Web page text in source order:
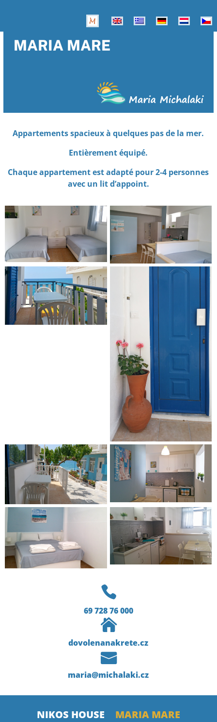
MARIA MARE
Appartements spacieux à quelques pas de la mer.
Entièrement équipé.
Chaque appartement est adapté pour 2-4 personnes
avec un lit d’appoint.

69 728 76 000

dovolenanakrete.cz

maria@michalaki.cz
NIKOS HOUSE
MARIA MARE